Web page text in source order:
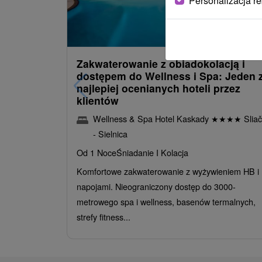
Zakwaterowanie z obiadokolacją i
dostępem do Wellness i Spa: Jeden
najlepiej ocenianych hoteli przez
klientów
Wellness & Spa Hotel Kaskady ★★★★ Sliač
- Sielnica
Od 1 NoceŚniadanie I Kolacja
Komfortowe zakwaterowanie z wyżywieniem HB i
napojami. Nieograniczony dostęp do 3000-
metrowego spa i wellness, basenów termalnych,
strefy fitness...